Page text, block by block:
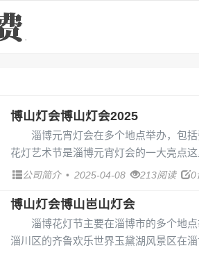
博山灯会博山灯会2025
淄博元宵灯会在多个地点举办，包
花灯艺术节是淄博元宵灯会的一大亮点
公司简介 • 2025-04-08 213阅读 0
博山灯会博山岜山灯会
淄博花灯节主要在淄博市的多个地
淄川区的齐鲁欢乐世界玉黛湖风景区在